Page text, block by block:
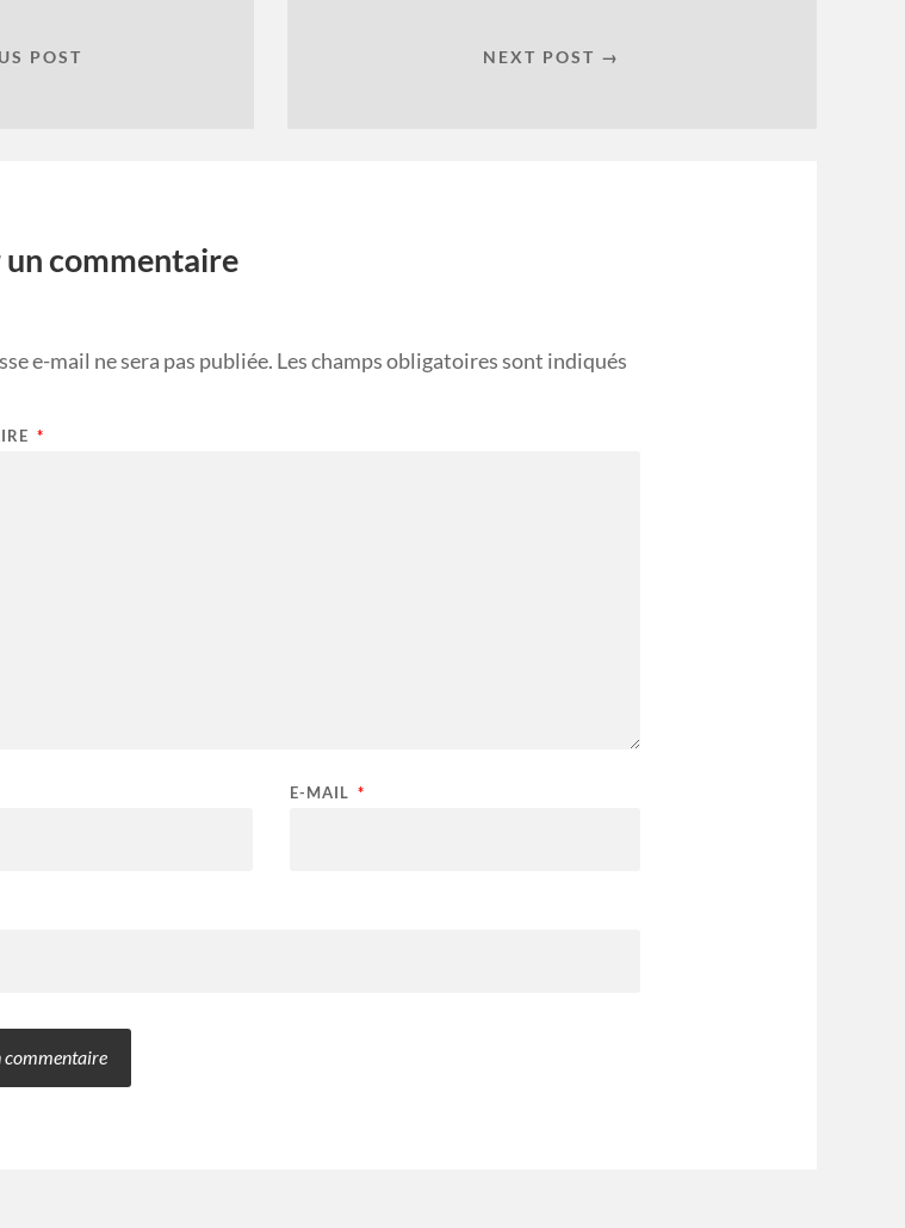
POST NEXT POST →
un commentaire
e-mail ne sera pas publiée. Les champs obligatoires sont indiqués
*
E-MAIL *